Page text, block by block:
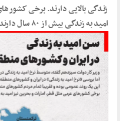
زندگی بالایی دارند. برخی
امید به زندگی بیش از ۸۰ سال دارند.